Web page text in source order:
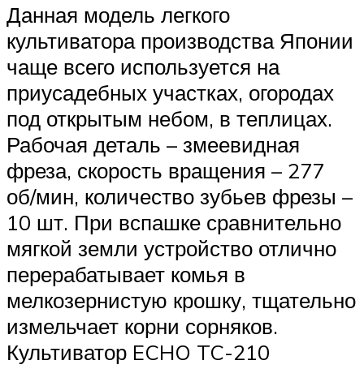
Данная модель легкого
культиватора производства Японии
чаще всего используется на
приусадебных участках, огородах
под открытым небом, в теплицах.
Рабочая деталь – змеевидная
фреза, скорость вращения – 277
об/мин, количество зубьев фрезы –
10 шт. При вспашке сравнительно
мягкой земли устройство отлично
перерабатывает комья в
мелкозернистую крошку, тщательно
измельчает корни сорняков.
Культиватор ECHO TC-210